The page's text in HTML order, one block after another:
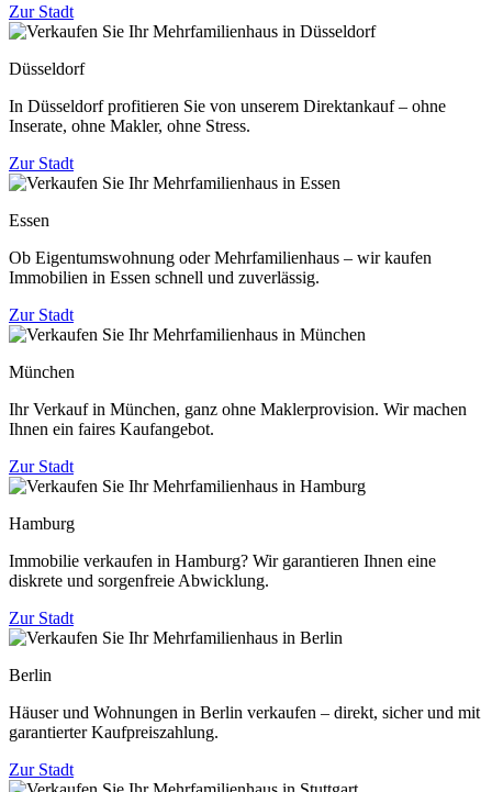
Zur Stadt
Düsseldorf
In Düsseldorf profitieren Sie von unserem Direktankauf – ohne
Inserate, ohne Makler, ohne Stress.
Zur Stadt
Essen
Ob Eigentumswohnung oder Mehrfamilienhaus – wir kaufen
Immobilien in Essen schnell und zuverlässig.
Zur Stadt
München
Ihr Verkauf in München, ganz ohne Maklerprovision. Wir machen
Ihnen ein faires Kaufangebot.
Zur Stadt
Hamburg
Immobilie verkaufen in Hamburg? Wir garantieren Ihnen eine
diskrete und sorgenfreie Abwicklung.
Zur Stadt
Berlin
Häuser und Wohnungen in Berlin verkaufen – direkt, sicher und mit
garantierter Kaufpreiszahlung.
Zur Stadt